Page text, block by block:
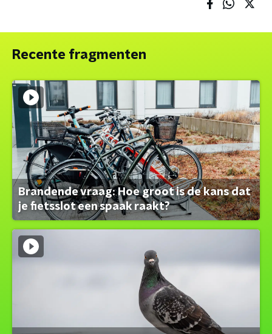
Recente fragmenten
Brandende vraag: Hoe groot is de kans dat
je fietsslot een spaak raakt?